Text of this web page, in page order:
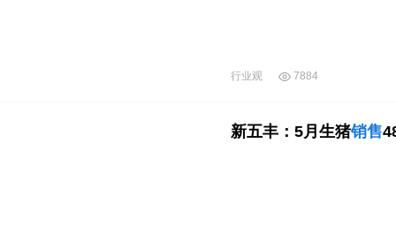
行业观 7884
新五丰：5月生猪销售